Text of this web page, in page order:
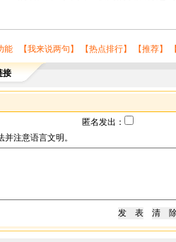
能 【我来说两句 】 【热点排行】 【推荐】
接
匿名发出：
注意语言文明。